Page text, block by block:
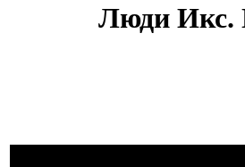
Люди Икс.